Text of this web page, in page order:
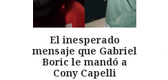
El inesperado
mensaje que Gabriel
Boric le mandó a
Cony Capelli